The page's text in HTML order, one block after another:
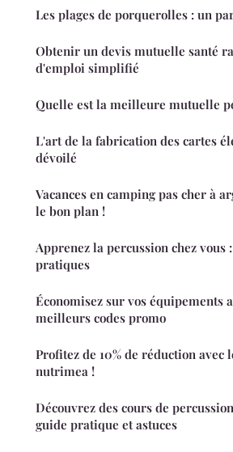
Les plages de porquerolles : un
Obtenir un devis mutuelle santé
d'emploi simplifié
Quelle est la meilleure mutuelle
L'art de la fabrication des cartes
dévoilé
Vacances en camping pas cher à
le bon plan !
Apprenez la percussion chez vous
pratiques
Économisez sur vos équipements
meilleurs codes promo
Profitez de 10% de réduction avec
nutrimea !
Découvrez des cours de
guide pratique et astuces